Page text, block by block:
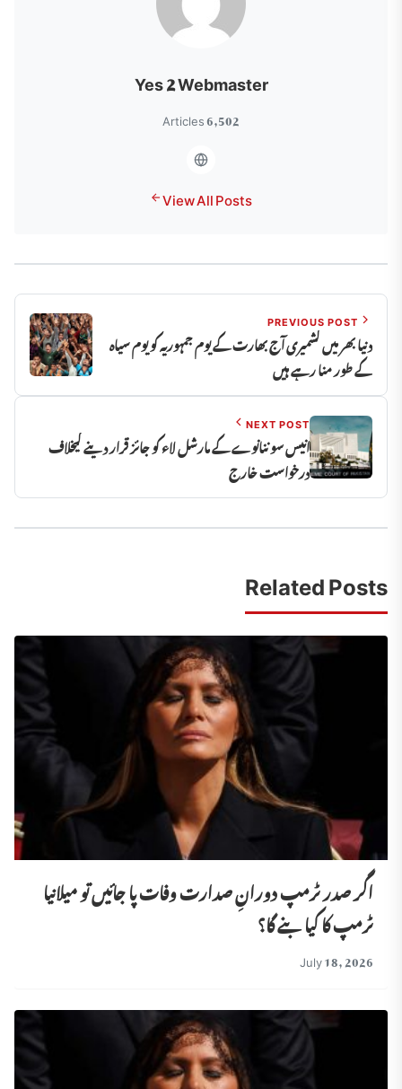
Yes 2 Webmaster
6,502 Articles
View All Posts
PREVIOUS POST
دنیا بھر میں کشمیری آج بھارت کے یوم جمہوریہ کو یوم سیاہ
کے طور منا رہے ہیں
NEXT POST
انیس سو ننانوے کے مارشل لاء کو جائز قرار دینے کیخلاف
درخواست خارج
Related Posts
اگر صدر ٹرمپ دورانِ صدارت وفات پا جائیں تو میلانیا
ٹرمپ کا کیا بنے گا؟
July 18, 2026